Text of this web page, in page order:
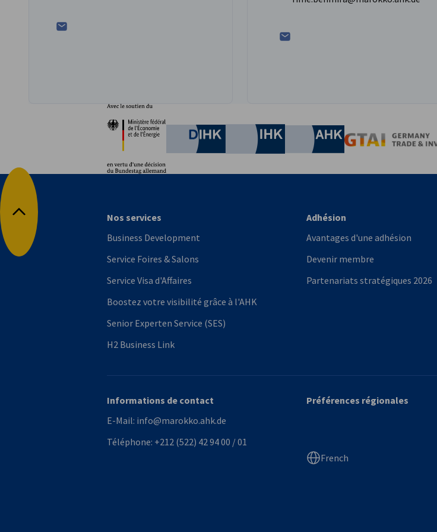
Partenaires
German Chamber of Commerce and Industry
Chamber of Commerce and Industry
AHK.de
Retour en haut
Nos services
Business Development
Service Foires & Salons
Service Visa d'Affaires
Boostez votre visibilité grâce à l'AHK
Senior Experten Service (SES)
H2 Business Link
Adhésion
Avantages d'une adhésion
Devenir membre
Partenariats stratégiques 2026
Informations de contact
E-Mail: info@marokko.ahk.de
Téléphone: +212 (522) 42 94 00 / 01
Préférences régionales
French